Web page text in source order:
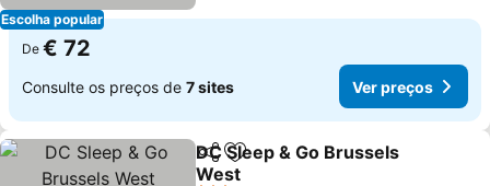
Escolha popular
De € 72
Consulte os preços de 7 sites Ver preços
PartilharAdicionar aos favoritos
DC Sleep & Go Brussels
West